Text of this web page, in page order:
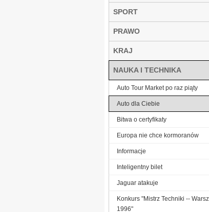
SPORT
PRAWO
KRAJ
NAUKA I TECHNIKA
Auto Tour Market po raz piąty
Auto dla Ciebie
Bitwa o certyfikaty
Europa nie chce kormoranów
Informacje
Inteligentny bilet
Jaguar atakuje
Konkurs "Mistrz Techniki --
1996"